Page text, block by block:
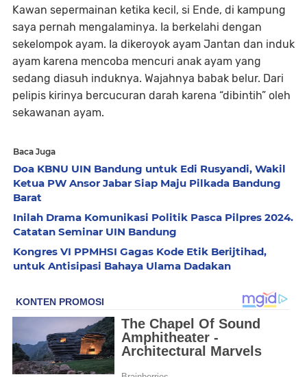
Kawan sepermainan ketika kecil, si Ende, di kampung
saya pernah mengalaminya. Ia berkelahi dengan
sekelompok ayam. Ia dikeroyok ayam Jantan dan induk
ayam karena mencoba mencuri anak ayam yang
sedang diasuh induknya. Wajahnya babak belur. Dari
pelipis kirinya bercucuran darah karena “dibintih” oleh
sekawanan ayam.
Baca Juga
Doa KBNU UIN Bandung untuk Edi Rusyandi, Wakil
Ketua PW Ansor Jabar Siap Maju Pilkada Bandung
Barat
Inilah Drama Komunikasi Politik Pasca Pilpres 2024.
Catatan Seminar UIN Bandung
Kongres VI PPMHSI Gagas Kode Etik Berijtihad,
untuk Antisipasi Bahaya Ulama Dadakan